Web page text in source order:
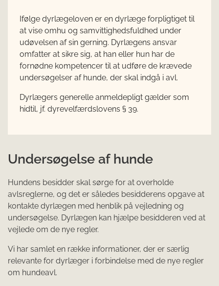
Ifølge dyrlægeloven er en dyrlæge forpligtiget til
at vise omhu og samvittighedsfuldhed under
udøvelsen af sin gerning. Dyrlægens ansvar
omfatter at sikre sig, at han eller hun har de
fornødne kompetencer til at udføre de krævede
undersøgelser af hunde, der skal indgå i avl.
Dyrlægers generelle anmeldepligt gælder som
hidtil, jf. dyrevelfærdslovens § 39.
Undersøgelse af hunde
Hundens besidder skal sørge for at overholde
avlsreglerne, og det er således besidderens opgave at
kontakte dyrlægen med henblik på vejledning og
undersøgelse. Dyrlægen kan hjælpe besidderen ved at
vejlede om de nye regler.
Vi har samlet en række informationer, der er særlig
relevante for dyrlæger i forbindelse med de nye regler
om hundeavl.